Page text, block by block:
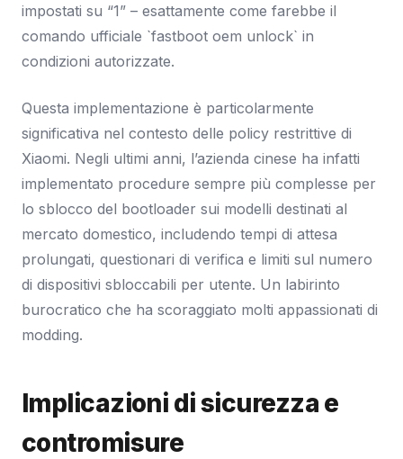
impostati su “1” – esattamente come farebbe il
comando ufficiale `fastboot oem unlock` in
condizioni autorizzate.
Questa implementazione è particolarmente
significativa nel contesto delle policy restrittive di
Xiaomi. Negli ultimi anni, l’azienda cinese ha infatti
implementato procedure sempre più complesse per
lo sblocco del bootloader sui modelli destinati al
mercato domestico, includendo tempi di attesa
prolungati, questionari di verifica e limiti sul numero
di dispositivi sbloccabili per utente. Un labirinto
burocratico che ha scoraggiato molti appassionati di
modding.
Implicazioni di sicurezza e
contromisure